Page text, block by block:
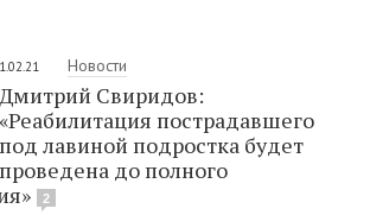
1.02.21 Новости
Дмитрий Свиридов:
«Реабилитация пострадавшего
под лавиной подростка будет
проведена до полного
2